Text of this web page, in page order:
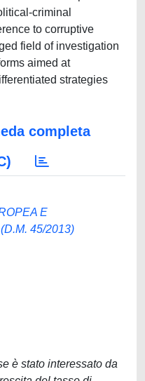
criminal
to corruptive
field of investigation
aimed at
strategies
completa
E
45/2013)
è stato interessato da